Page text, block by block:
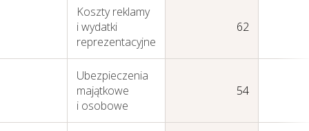
Koszty reklamy
i wydatki
reprezentacyjne
62
Ubezpieczenia
majątkowe
i osobowe
54